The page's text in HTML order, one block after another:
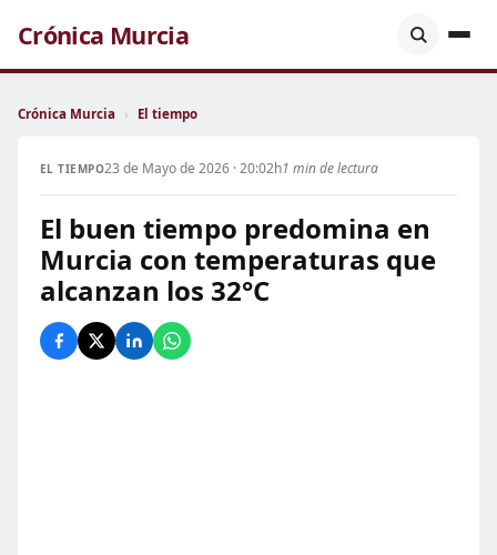
Crónica Murcia
Crónica Murcia › El tiempo
EL TIEMPO23 de Mayo de 2026 · 20:02h1 min de lectura
El buen tiempo predomina en
Murcia con temperaturas que
alcanzan los 32°C